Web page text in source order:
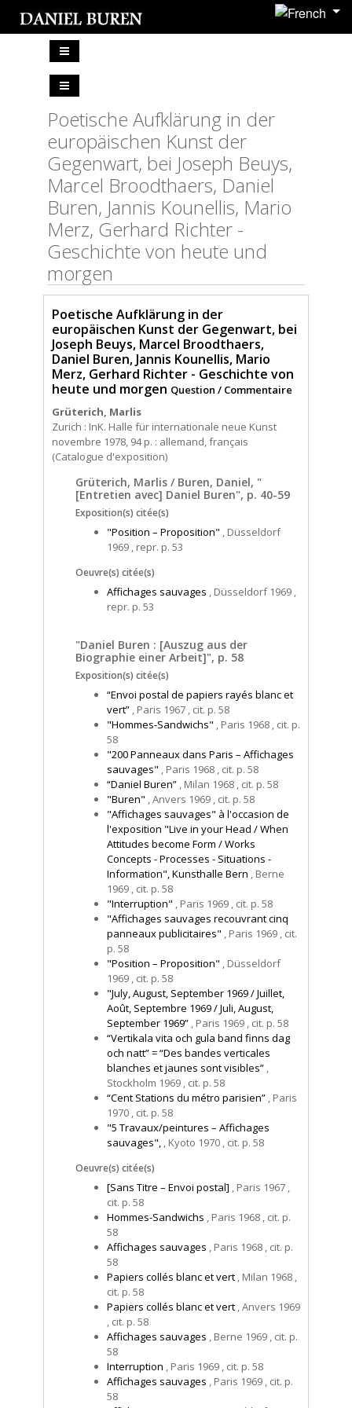
Poetische Aufklärung in der
europäischen Kunst der
Gegenwart, bei Joseph Beuys,
Marcel Broodthaers, Daniel
Buren, Jannis Kounellis, Mario
Merz, Gerhard Richter -
Geschichte von heute und
morgen
Poetische Aufklärung in der
europäischen Kunst der Gegenwart, bei
Joseph Beuys, Marcel Broodthaers,
Daniel Buren, Jannis Kounellis, Mario
Merz, Gerhard Richter - Geschichte von
heute und morgen Question / Commentaire
Grüterich, Marlis
Zurich : InK. Halle für internationale neue Kunst
novembre 1978, 94 p. : allemand, français
(Catalogue d'exposition)
Grüterich, Marlis / Buren, Daniel, "
[Entretien avec] Daniel Buren", p. 40-59
Exposition(s) citée(s)
"Position – Proposition" , Düsseldorf
1969 , repr. p. 53
Oeuvre(s) citée(s)
Affichages sauvages , Düsseldorf 1969 ,
repr. p. 53
"Daniel Buren : [Auszug aus der
Biographie einer Arbeit]", p. 58
Exposition(s) citée(s)
“Envoi postal de papiers rayés blanc et
vert” , Paris 1967 , cit. p. 58
"Hommes-Sandwichs" , Paris 1968 , cit. p.
58
"200 Panneaux dans Paris – Affichages
sauvages" , Paris 1968 , cit. p. 58
“Daniel Buren” , Milan 1968 , cit. p. 58
"Buren" , Anvers 1969 , cit. p. 58
"Affichages sauvages" à l'occasion de
l'exposition "Live in your Head / When
Attitudes become Form / Works
Concepts - Processes - Situations -
Information", Kunsthalle Bern , Berne
1969 , cit. p. 58
"Interruption" , Paris 1969 , cit. p. 58
"Affichages sauvages recouvrant cinq
panneaux publicitaires" , Paris 1969 , cit.
p. 58
"Position – Proposition" , Düsseldorf
1969 , cit. p. 58
"July, August, September 1969 / Juillet,
Août, Septembre 1969 / Juli, August,
September 1969” , Paris 1969 , cit. p. 58
“Vertikala vita och gula band finns dag
och natt” = “Des bandes verticales
blanches et jaunes sont visibles” ,
Stockholm 1969 , cit. p. 58
“Cent Stations du métro parisien” , Paris
1970 , cit. p. 58
"5 Travaux/peintures – Affichages
sauvages", , Kyoto 1970 , cit. p. 58
Oeuvre(s) citée(s)
[Sans Titre – Envoi postal] , Paris 1967 ,
cit. p. 58
Hommes-Sandwichs , Paris 1968 , cit. p.
58
Affichages sauvages , Paris 1968 , cit. p.
58
Papiers collés blanc et vert , Milan 1968 ,
cit. p. 58
Papiers collés blanc et vert , Anvers 1969
, cit. p. 58
Affichages sauvages , Berne 1969 , cit. p.
58
Interruption , Paris 1969 , cit. p. 58
Affichages sauvages , Paris 1969 , cit. p.
58